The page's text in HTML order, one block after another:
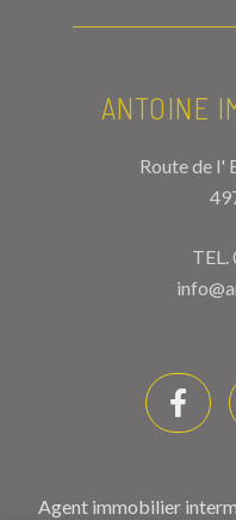
ANTOINE
Route de l'
TEL.
Agent immobilier